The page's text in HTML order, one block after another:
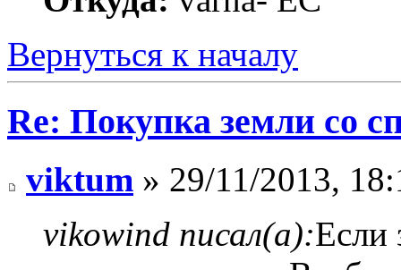
Вернуться к началу
Re: Покупка земли со
viktum » 29/11/2013,
vikowind писал(а):Если